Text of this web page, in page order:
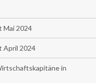
Mai 2024
April 2024
in